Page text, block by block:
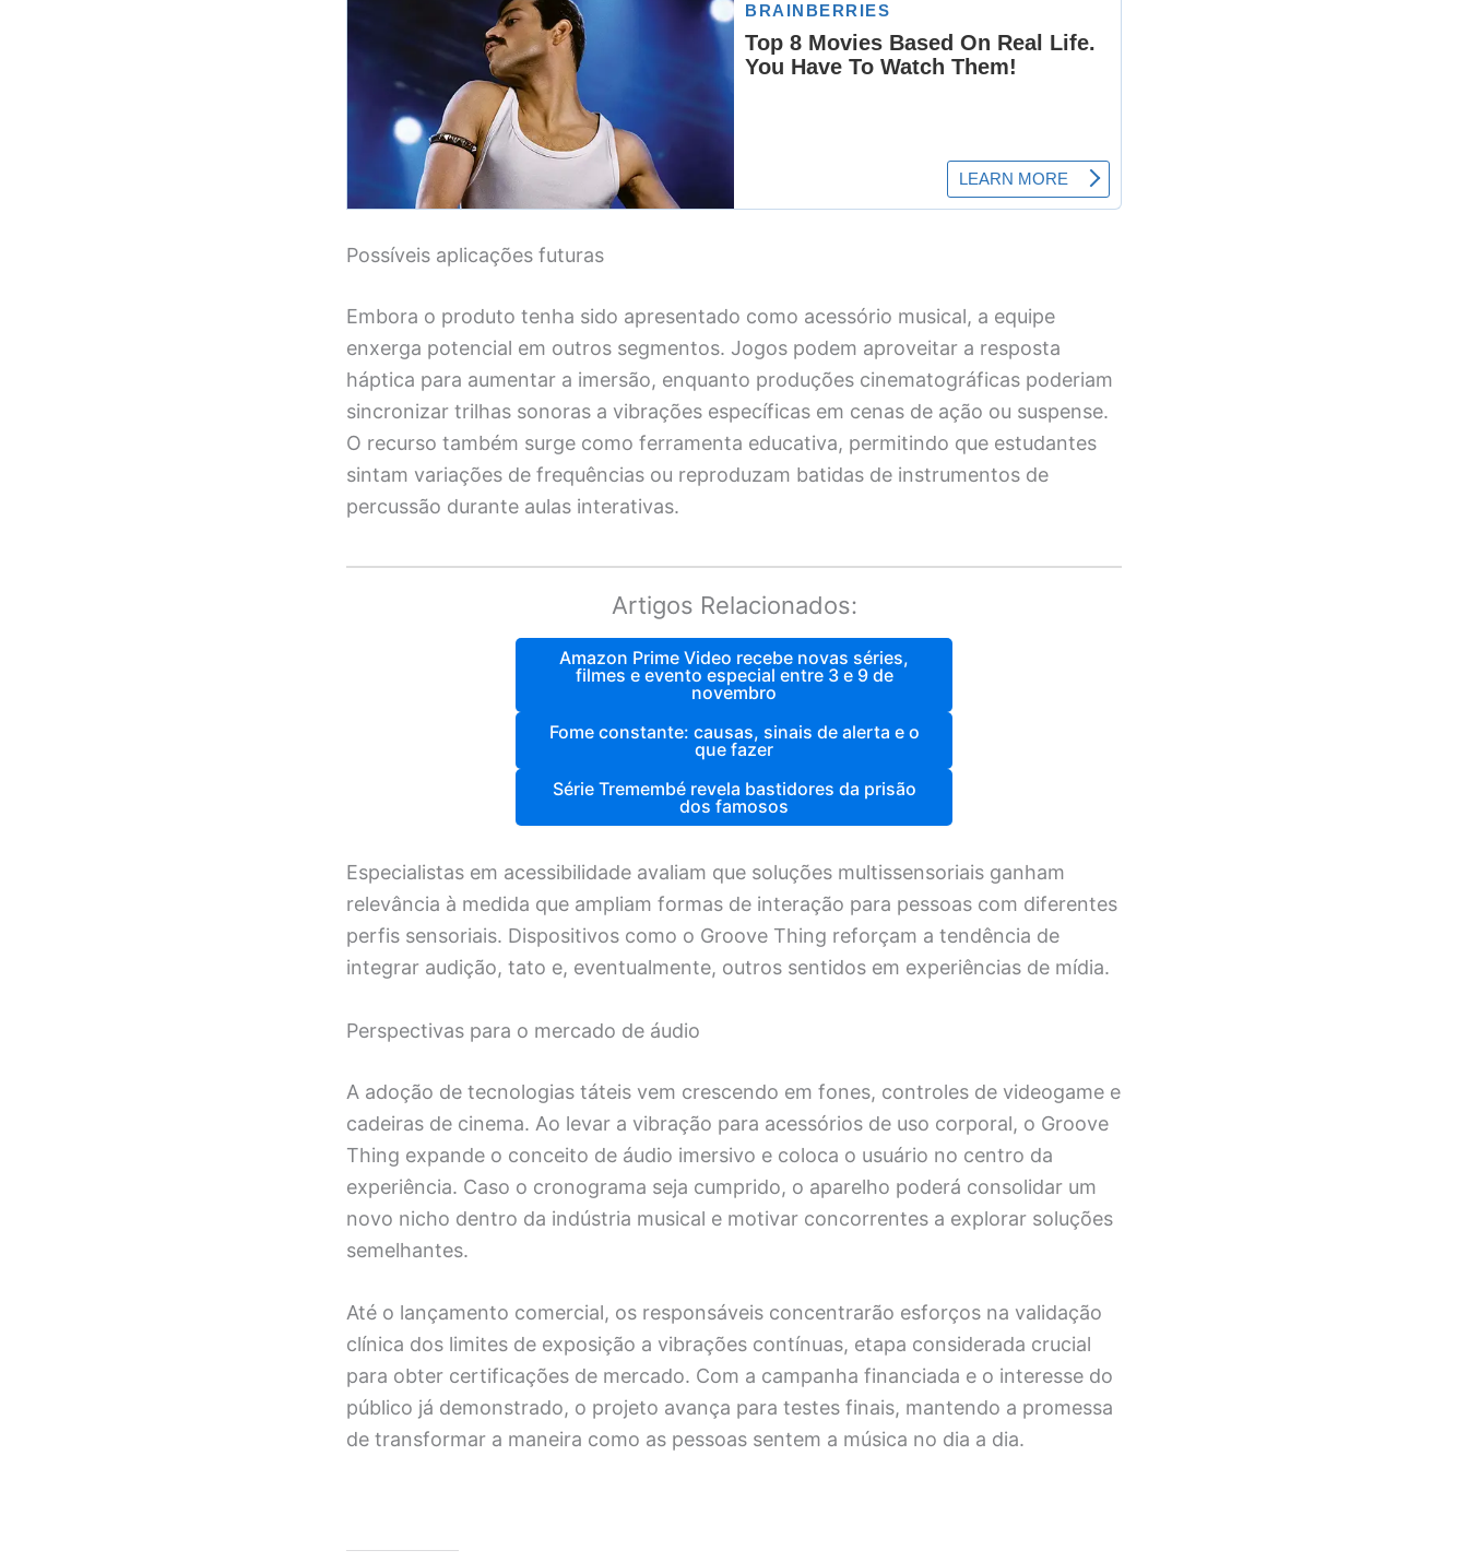
Possíveis aplicações futuras
Embora o produto tenha sido apresentado como acessório musical, a equipe
enxerga potencial em outros segmentos. Jogos podem aproveitar a resposta
háptica para aumentar a imersão, enquanto produções cinematográficas poderiam
sincronizar trilhas sonoras a vibrações específicas em cenas de ação ou suspense.
O recurso também surge como ferramenta educativa, permitindo que estudantes
sintam variações de frequências ou reproduzam batidas de instrumentos de
percussão durante aulas interativas.
Artigos Relacionados:
Amazon Prime Video recebe novas séries,
filmes e evento especial entre 3 e 9 de
novembro
Fome constante: causas, sinais de alerta e o
que fazer
Série Tremembé revela bastidores da prisão
dos famosos
Especialistas em acessibilidade avaliam que soluções multissensoriais ganham
relevância à medida que ampliam formas de interação para pessoas com diferentes
perfis sensoriais. Dispositivos como o Groove Thing reforçam a tendência de
integrar audição, tato e, eventualmente, outros sentidos em experiências de mídia.
Perspectivas para o mercado de áudio
A adoção de tecnologias táteis vem crescendo em fones, controles de videogame e
cadeiras de cinema. Ao levar a vibração para acessórios de uso corporal, o Groove
Thing expande o conceito de áudio imersivo e coloca o usuário no centro da
experiência. Caso o cronograma seja cumprido, o aparelho poderá consolidar um
novo nicho dentro da indústria musical e motivar concorrentes a explorar soluções
semelhantes.
Até o lançamento comercial, os responsáveis concentrarão esforços na validação
clínica dos limites de exposição a vibrações contínuas, etapa considerada crucial
para obter certificações de mercado. Com a campanha financiada e o interesse do
público já demonstrado, o projeto avança para testes finais, mantendo a promessa
de transformar a maneira como as pessoas sentem a música no dia a dia.